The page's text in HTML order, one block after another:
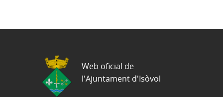
Web oficial de
l'Ajuntament d'Isòvol